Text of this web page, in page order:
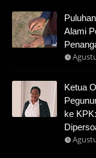
Alami
Ketua
ke